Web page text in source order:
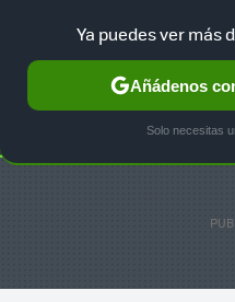
SELECCIÓN GAMING
Ya puedes ver más
Añádenos
Solo necesitas